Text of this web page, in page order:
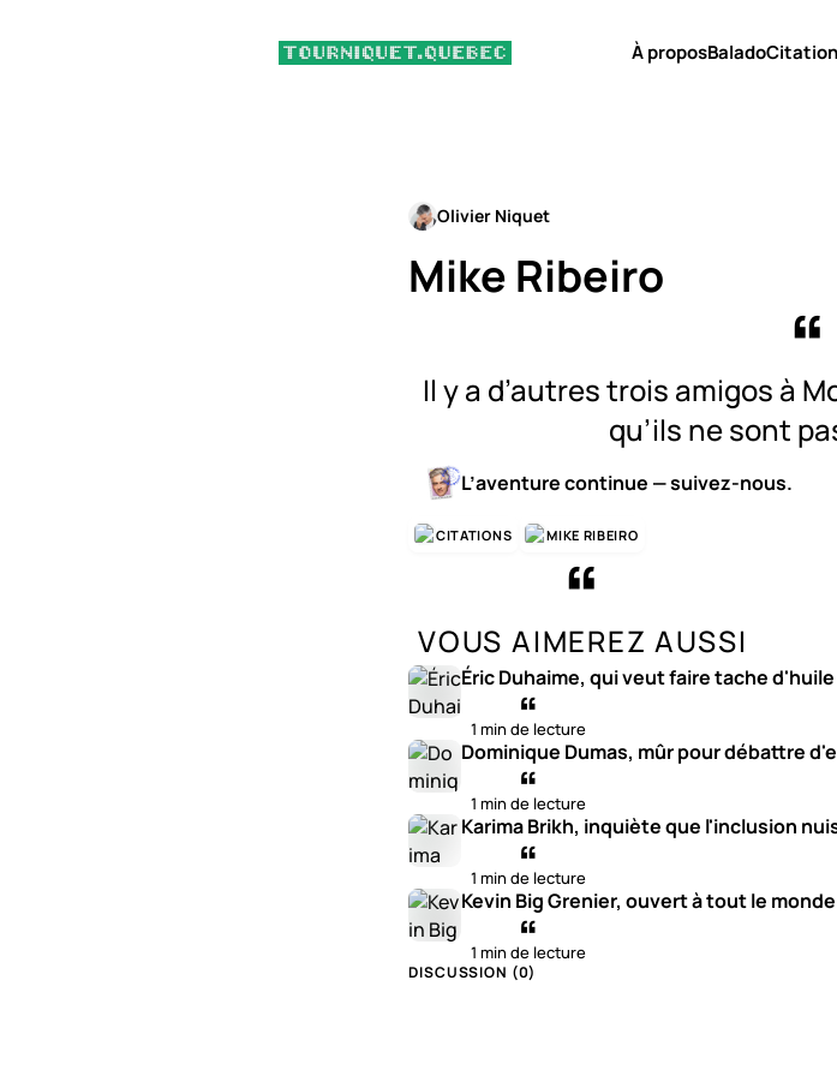
À proposBalado
Olivier Niquet
Mike Ribeiro
Il y a d’autres trois amigos à
qu’ils ne sont
L’aventure continue — suivez-nous.
CITATIONS MIKE RIBEIRO
VOUS AIMEREZ AUSSI
Éric Duhaime, qui veut faire tache
1 min de lecture
Dominique Dumas, mûr pour débattre
1 min de lecture
Karima Brikh, inquiète que l'inclusion
1 min de lecture
Kevin Big Grenier, ouvert à tout le
1 min de lecture
DISCUSSION (0)